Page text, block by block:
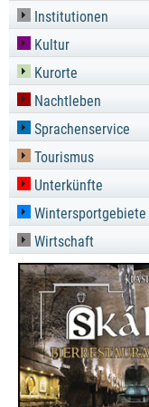
Institutionen
Kultur
Kurorte
Nachtleben
Sprachenservice
Tourismus
Unterkünfte
Wintersportgebiete
Wirtschaft